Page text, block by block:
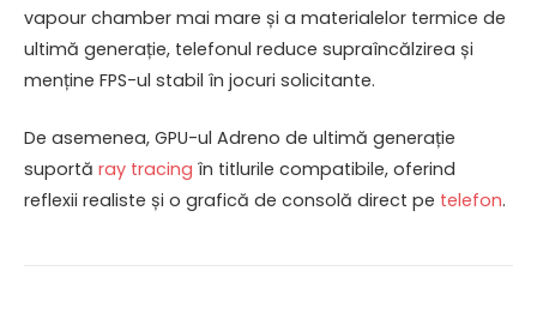
vapour chamber mai mare și a materialelor termice de
ultimă generație, telefonul reduce supraîncălzirea și
menține FPS-ul stabil în jocuri solicitante.
De asemenea, GPU-ul Adreno de ultimă generație
suportă ray tracing în titlurile compatibile, oferind
reflexii realiste și o grafică de consolă direct pe telefon.